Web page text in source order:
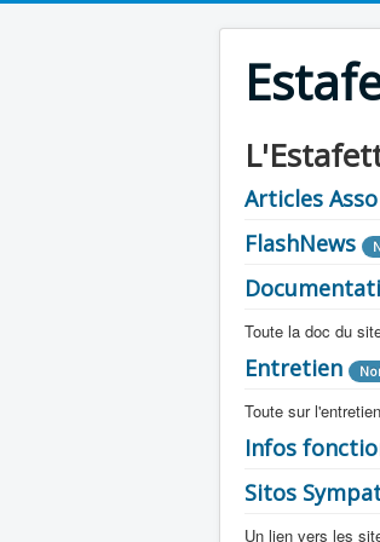
Articles Asso
FlashNews
Toute la doc du
Revue de
Tous les
Camping
Toute la doc
Entretien
Toute sur
Mécanique
Moteur
Electricité
Infos
Sitos
Un lien vers les